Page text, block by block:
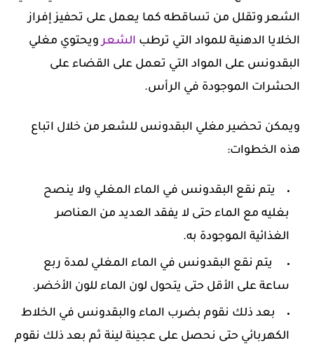
الشعر وتقلل من تساقطه كما يعمل على تحفيز إفراز
الخلايا الدهنية للمواد التي ترطب الشعرويحتوي مغلي
البقدونس على المواد التي تعمل على القضاء على
الحشرات الموجودة في الرأس.
ويمكن تحضير مغلي البقدونس للشعر من خلال اتباع
هذه الخطوات:
يتم نقع البقدونس في الماء المغلي ولا ينصح
بغليه مع الماء حتى لا يفقد العديد من العناصر
الغذائية الموجودة به.
يتم نقع البقدونس في الماء المغلي لمدة ربع
ساعة على الأقل حتى يتحول لون الماء للون الأخضر.
بعد ذلك نقوم بضرب الماء والبقدونس في الخلاط
الكهربائي حتى نحصل على عجينة لينة ثم بعد ذلك نقوم